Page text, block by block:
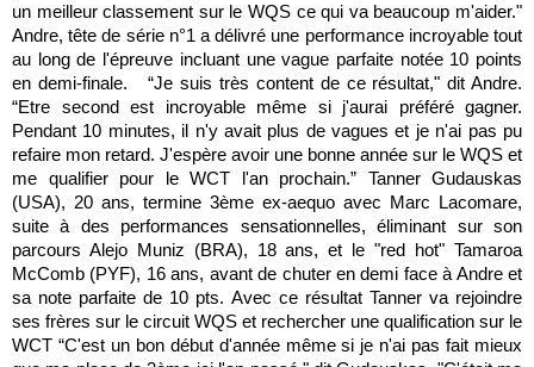
un meilleur classement sur le WQS ce qui va beaucoup m'aider."
Andre, tête de série n°1 a délivré une performance incroyable tout
au long de l'épreuve incluant une vague parfaite notée 10 points
en demi-finale. “Je suis très content de ce résultat," dit Andre.
“Etre second est incroyable même si j'aurai préféré gagner.
Pendant 10 minutes, il n'y avait plus de vagues et je n'ai pas pu
refaire mon retard. J'espère avoir une bonne année sur le WQS et
me qualifier pour le WCT l'an prochain.” Tanner Gudauskas
(USA), 20 ans, termine 3ème ex-aequo avec Marc Lacomare,
suite à des performances sensationnelles, éliminant sur son
parcours Alejo Muniz (BRA), 18 ans, et le "red hot" Tamaroa
McComb (PYF), 16 ans, avant de chuter en demi face à Andre et
sa note parfaite de 10 pts. Avec ce résultat Tanner va rejoindre
ses frères sur le circuit WQS et rechercher une qualification sur le
WCT “C'est un bon début d'année même si je n'ai pas fait mieux